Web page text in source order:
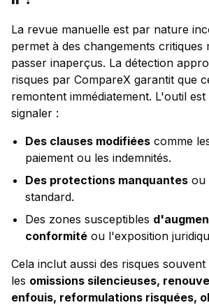
La revue manuelle est par nature
permet à des changements critiques
passer inaperçus. La détection
risques par CompareX garantit que
remontent immédiatement. L'outil
signaler :
Des clauses modifiées comme
paiement ou les indemnités.
Des protections manquantes ou
standard.
Des zones susceptibles
conformité ou l'exposition
Cela inclut aussi des risques
les omissions silencieuses,
enfouis, reformulations risquées,